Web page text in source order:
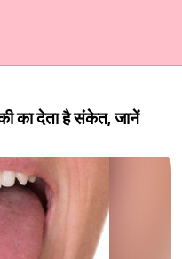
का देता है संकेत, जानें